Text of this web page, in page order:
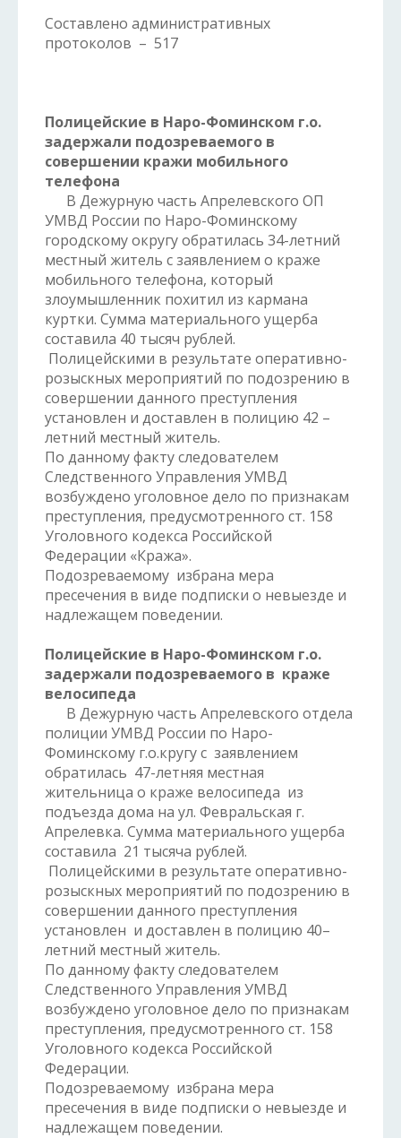
Составлено административных
протоколов – 517
Полицейские в Наро-Фоминском г.о.
задержали подозреваемого в
совершении кражи мобильного
телефона
В Дежурную часть Апрелевского ОП
УМВД России по Наро-Фоминскому
городскому округу обратилась 34-летний
местный житель с заявлением о краже
мобильного телефона, который
злоумышленник похитил из кармана
куртки. Сумма материального ущерба
составила 40 тысяч рублей.
Полицейскими в результате оперативно-
розыскных мероприятий по подозрению в
совершении данного преступления
установлен и доставлен в полицию 42 –
летний местный житель.
По данному факту следователем
Следственного Управления УМВД
возбуждено уголовное дело по признакам
преступления, предусмотренного ст. 158
Уголовного кодекса Российской
Федерации «Кража».
Подозреваемому избрана мера
пресечения в виде подписки о невыезде и
надлежащем поведении.
Полицейские в Наро-Фоминском г.о.
задержали подозреваемого в краже
велосипеда
В Дежурную часть Апрелевского отдела
полиции УМВД России по Наро-
Фоминскому г.о.кругу с заявлением
обратилась 47-летняя местная
жительница о краже велосипеда из
подъезда дома на ул. Февральская г.
Апрелевка. Сумма материального ущерба
составила 21 тысяча рублей.
Полицейскими в результате оперативно-
розыскных мероприятий по подозрению в
совершении данного преступления
установлен и доставлен в полицию 40–
летний местный житель.
По данному факту следователем
Следственного Управления УМВД
возбуждено уголовное дело по признакам
преступления, предусмотренного ст. 158
Уголовного кодекса Российской
Федерации.
Подозреваемому избрана мера
пресечения в виде подписки о невыезде и
надлежащем поведении.